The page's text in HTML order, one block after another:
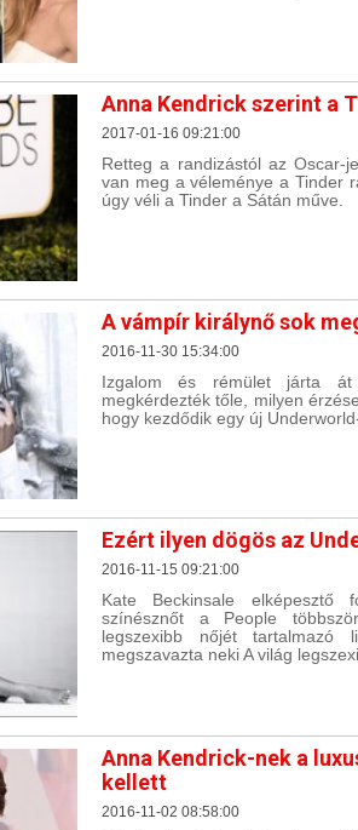
Anna Kendrick szerint a
2017-01-16 09:21:00
Retteg a randizástól az Oscar-
van meg a véleménye a Tinder
úgy véli a Tinder a Sátán műve.
A vámpír királynő sok
2016-11-30 15:34:00
Izgalom és rémület járta át
megkérdezték tőle, milyen
hogy kezdődik egy új
Ezért ilyen dögös az
2016-11-15 09:21:00
Kate Beckinsale
színésznőt a People
legszexibb nőjét
megszavazta neki A világ
Anna Kendrick-nek a
kellett
2016-11-02 08:58:00